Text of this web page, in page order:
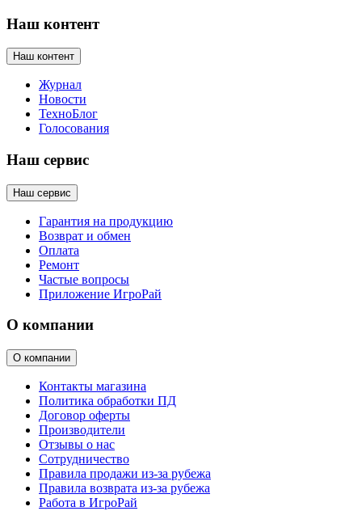
Наш контент
Наш контент
Журнал
Новости
ТехноБлог
Голосования
Наш сервис
Наш сервис
Гарантия на продукцию
Возврат и обмен
Оплата
Ремонт
Частые вопросы
Приложение ИгроРай
О компании
О компании
Контакты магазина
Политика обработки ПД
Договор оферты
Производители
Отзывы о нас
Сотрудничество
Правила продажи из-за рубежа
Правила возврата из-за рубежа
Работа в ИгроРай